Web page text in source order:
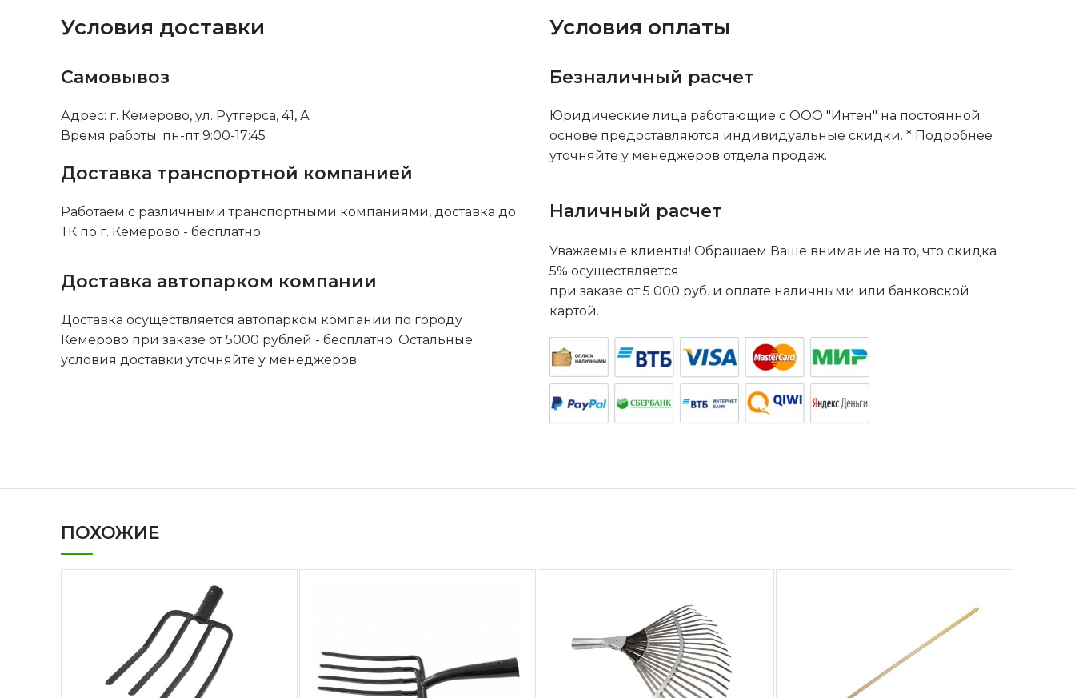
Условия доставки
Самовывоз
Адрес: г. Кемерово, ул. Рутгерса, 41, А
Время работы: пн-пт 9:00-17:45
Доставка транспортной компанией
Работаем с различными транспортными компаниями, доставка до
ТК по г. Кемерово - бесплатно.
Доставка автопарком компании
Доставка осуществляется автопарком компании по городу
Кемерово при заказе от 5000 рублей - бесплатно. Остальные
условия доставки уточняйте у менеджеров.
Условия оплаты
Безналичный расчет
Юридические лица работающие с ООО "Интен" на постоянной
основе предоставляются индивидуальные скидки. * Подробнее
уточняйте у менеджеров отдела продаж.
Наличный расчет
Уважаемые клиенты! Обращаем Ваше внимание на то, что скидка
5% осуществляется
при заказе от 5 000 руб. и оплате наличными или банковской
картой.
ПОХОЖИЕ